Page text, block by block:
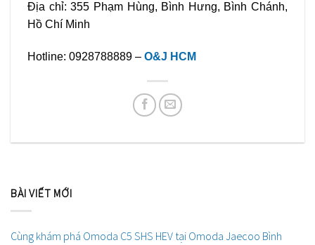
Địa chỉ: 355 Phạm Hùng, Bình Hưng, Bình Chánh,
Hồ Chí Minh
Hotline: 0928788889 – O&J HCM
BÀI VIẾT MỚI
Cùng khám phá Omoda C5 SHS HEV tại Omoda Jaecoo Bình